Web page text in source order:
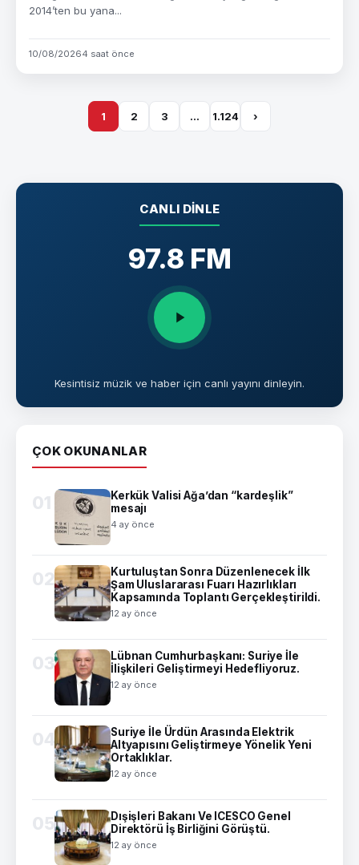
2014’ten bu yana...
10/08/20264 saat önce
1 2 3 … 1.124 ›
CANLI DINLE
97.8 FM
Kesintisiz müzik ve haber için canlı yayını dinleyin.
ÇOK OKUNANLAR
01
Kerkük Valisi Ağa’dan “kardeşlik”
mesajı
4 ay önce
02
Kurtuluştan Sonra Düzenlenecek İlk
Şam Uluslararası Fuarı Hazırlıkları
Kapsamında Toplantı Gerçekleştirildi.
12 ay önce
03
Lübnan Cumhurbaşkanı: Suriye İle
İlişkileri Geliştirmeyi Hedefliyoruz.
12 ay önce
04
Suriye İle Ürdün Arasında Elektrik
Altyapısını Geliştirmeye Yönelik Yeni
Ortaklıklar.
12 ay önce
05
Dışişleri Bakanı Ve ICESCO Genel
Direktörü İş Birliğini Görüştü.
12 ay önce